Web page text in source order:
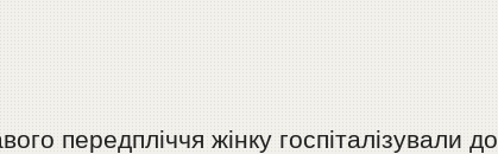
передпліччя жінку госпіталізували до